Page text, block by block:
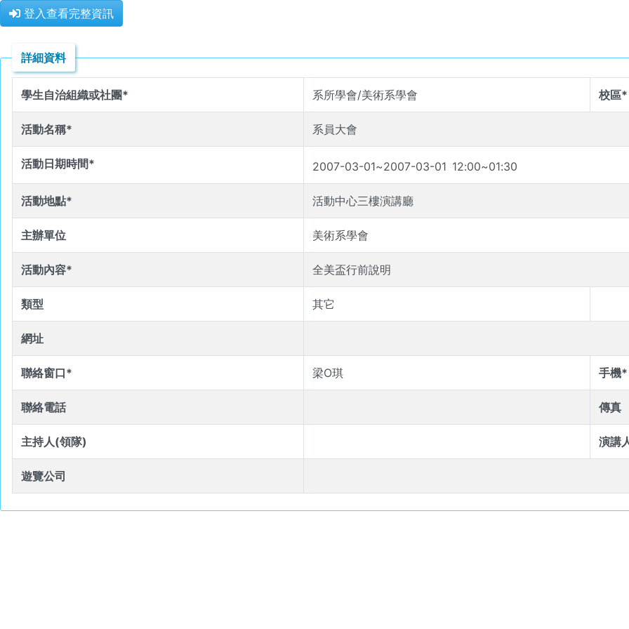
登入查看完整資訊
詳細資料
學生自治組織或社團* 系所學會/美術系學會 校區*
活動名稱* 系員大會
活動日期時間* 2007-03-01~2007-03-01 12:00~01:30
活動地點* 活動中心三樓演講廳
主辦單位 美術系學會
活動內容* 全美盃行前說明
類型 其它
網址
聯絡窗口* 梁O琪 手機*
聯絡電話 傳真
主持人(領隊) 演講
遊覽公司